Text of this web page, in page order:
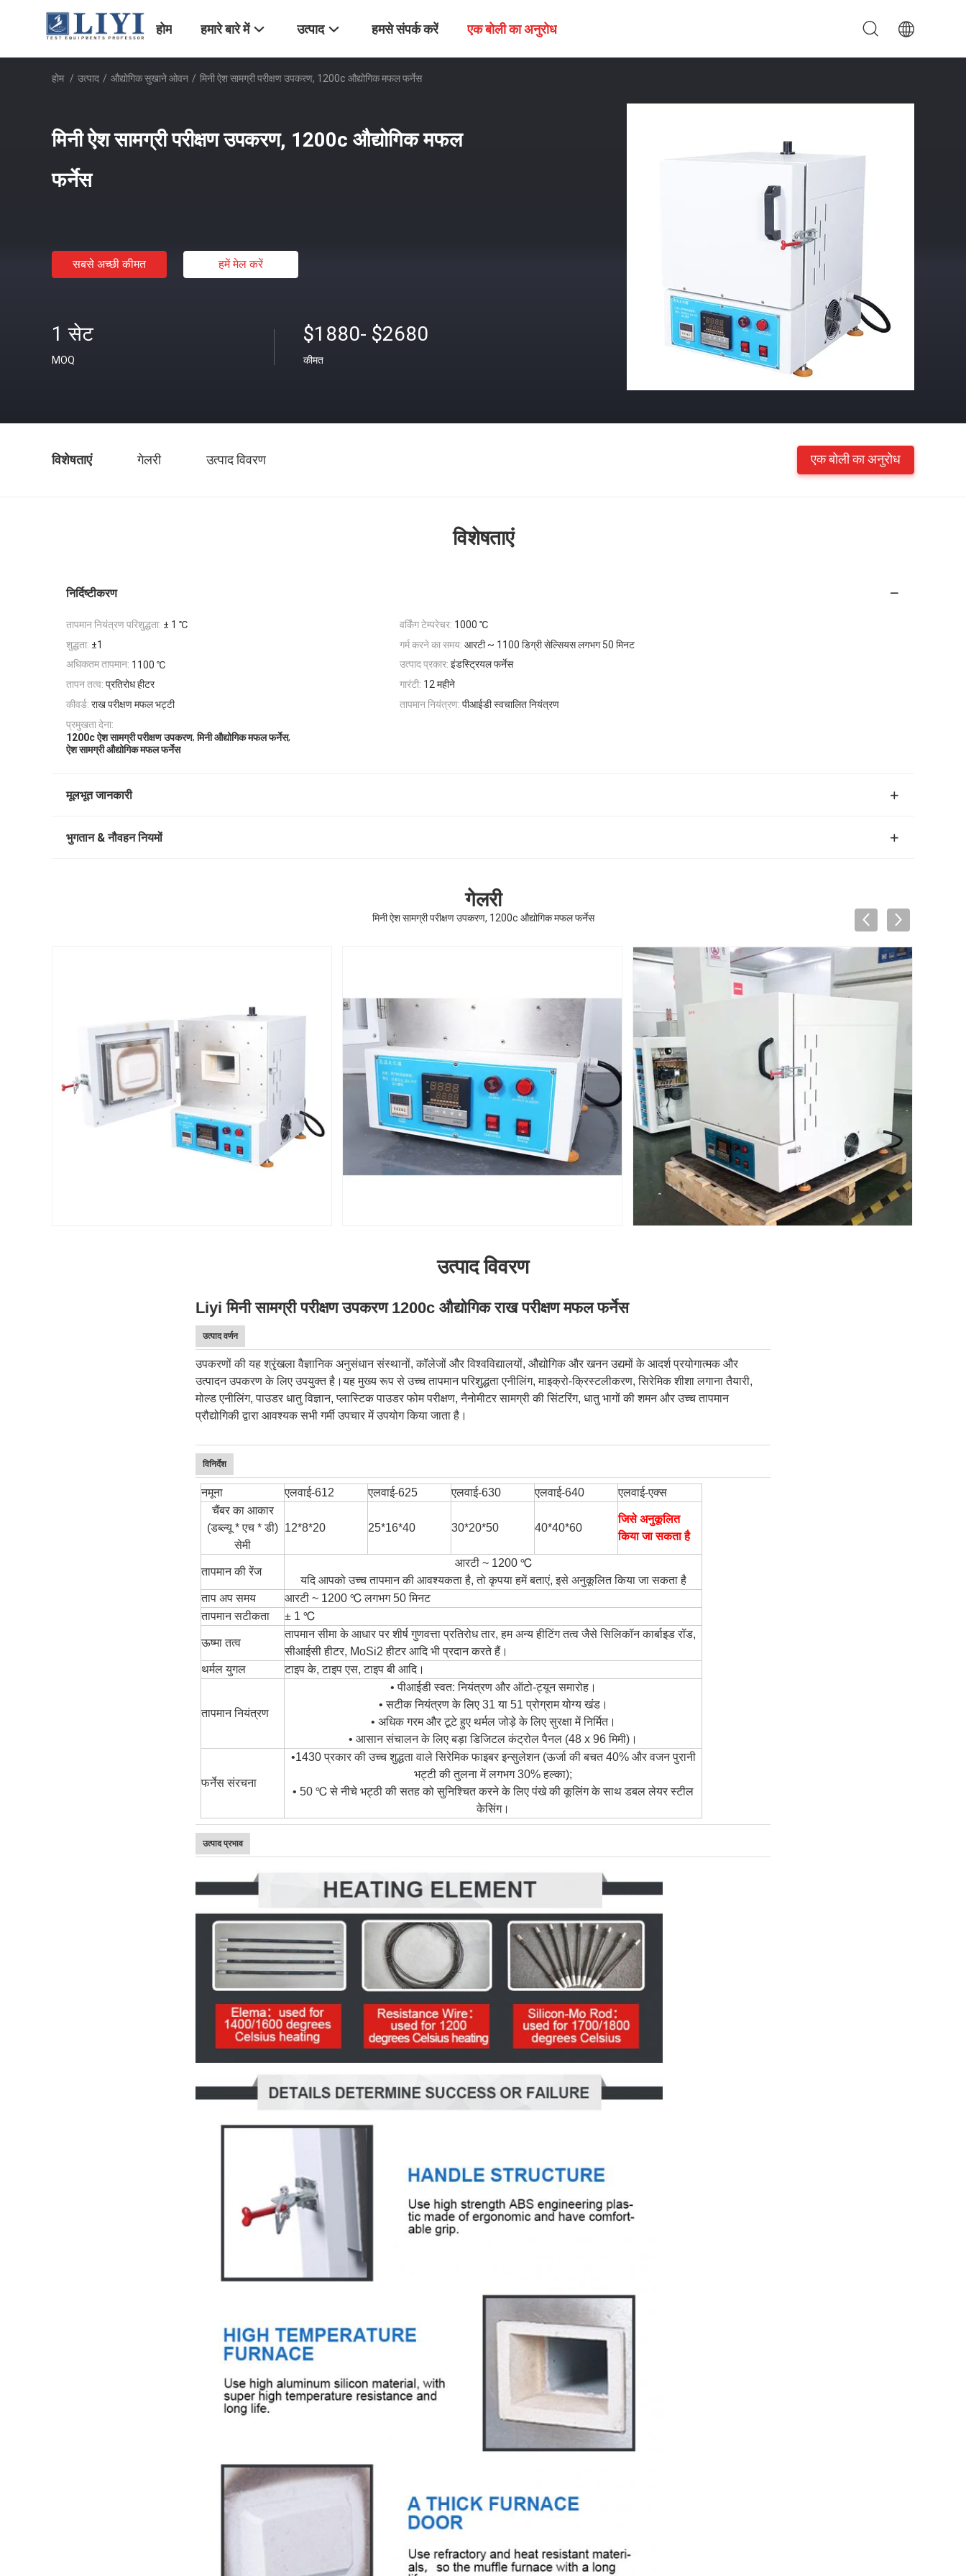
होम हमारे बारे में उत्पाद हमसे संपर्क करें एक बोली का अनुरोध
होम / उत्पाद / औद्योगिक सुखाने ओवन / मिनी ऐश सामग्री परीक्षण उपकरण, 1200c औद्योगिक मफल फर्नेस
मिनी ऐश सामग्री परीक्षण उपकरण, 1200c औद्योगिक मफल
फर्नेस
सबसे अच्छी कीमत हमें मेल करें
1 सेट
MOQ
$1880- $2680
कीमत
विशेषताएं गेलरी उत्पाद विवरण एक बोली का अनुरोध
विशेषताएं
निर्दिष्टीकरण
तापमान नियंत्रण परिशुद्धता: ± 1 ℃ वर्किंग टेम्परेचर: 1000 ℃
शुद्धता: ±1 गर्म करने का समय: आरटी ~ 1100 डिग्री सेल्सियस लगभग 50 मिनट
अधिकतम तापमान: 1100 ℃ उत्पाद प्रकार: इंडस्ट्रियल फर्नेस
तापन तत्व: प्रतिरोध हीटर गारंटी: 12 महीने
कीवर्ड: राख परीक्षण मफल भट्टी तापमान नियंत्रण: पीआईडी ​​स्वचालित नियंत्रण
प्रमुखता देना:
1200c ऐश सामग्री परीक्षण उपकरण,मिनी औद्योगिक मफल फर्नेस,
ऐश सामग्री औद्योगिक मफल फर्नेस
मूलभूत जानकारी
भुगतान & नौवहन नियमों
गेलरी
मिनी ऐश सामग्री परीक्षण उपकरण, 1200c औद्योगिक मफल फर्नेस
उत्पाद विवरण
Liyi मिनी सामग्री परीक्षण उपकरण 1200c औद्योगिक राख परीक्षण मफल फर्नेस
उत्पाद वर्णन
उपकरणों की यह श्रृंखला वैज्ञानिक अनुसंधान संस्थानों, कॉलेजों और विश्वविद्यालयों, औद्योगिक और खनन उद्यमों के आदर्श प्रयोगात्मक और
उत्पादन उपकरण के लिए उपयुक्त है।यह मुख्य रूप से उच्च तापमान परिशुद्धता एनीलिंग, माइक्रो-क्रिस्टलीकरण, सिरेमिक शीशा लगाना तैयारी,
मोल्ड एनीलिंग, पाउडर धातु विज्ञान, प्लास्टिक पाउडर फोम परीक्षण, नैनोमीटर सामग्री की सिंटरिंग, धातु भागों की शमन और उच्च तापमान
प्रौद्योगिकी द्वारा आवश्यक सभी गर्मी उपचार में उपयोग किया जाता है।
विनिर्देश
नमूना एलवाई-612 एलवाई-625 एलवाई-630 एलवाई-640
एलवाई-एक्स
चैंबर का आकार
(डब्ल्यू * एच * डी)
सेमी
12*8*20 25*16*40 30*20*50 40*40*60
जिसे अनुकूलित
किया जा सकता है
तापमान की रेंज
आरटी ~ 1200 ℃
यदि आपको उच्च तापमान की आवश्यकता है, तो कृपया हमें बताएं, इसे अनुकूलित किया जा सकता है
ताप अप समय
आरटी ~ 1200 ℃ लगभग 50 मिनट
तापमान सटीकता
± 1 ℃
ऊष्मा तत्व
तापमान सीमा के आधार पर शीर्ष गुणवत्ता प्रतिरोध तार, हम अन्य हीटिंग तत्व जैसे सिलिकॉन कार्बाइड रॉड,
सीआईसी हीटर, MoSi2 हीटर आदि भी प्रदान करते हैं।
थर्मल युगल
टाइप के, टाइप एस, टाइप बी आदि।
तापमान नियंत्रण
• पीआईडी ​​स्वत: नियंत्रण और ऑटो-ट्यून समारोह।
• सटीक नियंत्रण के लिए 31 या 51 प्रोग्राम योग्य खंड।
• अधिक गरम और टूटे हुए थर्मल जोड़े के लिए सुरक्षा में निर्मित।
• आसान संचालन के लिए बड़ा डिजिटल कंट्रोल पैनल (48 x 96 मिमी)।
फर्नेस संरचना
•1430 प्रकार की उच्च शुद्धता वाले सिरेमिक फाइबर इन्सुलेशन (ऊर्जा की बचत 40% और वजन पुरानी
भट्टी की तुलना में लगभग 30% हल्का);
• 50 ℃ से नीचे भट्ठी की सतह को सुनिश्चित करने के लिए पंखे की कूलिंग के साथ डबल लेयर स्टील
केसिंग।
उत्पाद प्रभाव